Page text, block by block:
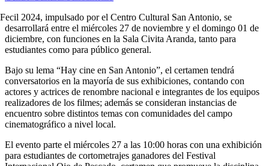
Fecil 2024, impulsado por el Centro Cultural San Antonio, se
desarrollará entre el miércoles 27 de noviembre y el domingo 01 de
diciembre, con funciones en la Sala Civita Aranda, tanto para
estudiantes como para público general.
Bajo su lema “Hay cine en San Antonio”, el certamen tendrá
conversatorios en la mayoría de sus exhibiciones, contando con
actores y actrices de renombre nacional e integrantes de los equipos
realizadores de los filmes; además se consideran instancias de
encuentro sobre distintos temas con comunidades del campo
cinematográfico a nivel local.
El evento parte el miércoles 27 a las 10:00 horas con una exhibición
para estudiantes de cortometrajes ganadores del Festival